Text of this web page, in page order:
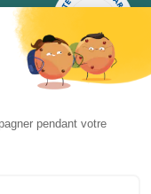
2780 AVIS
9.7
pendant votre